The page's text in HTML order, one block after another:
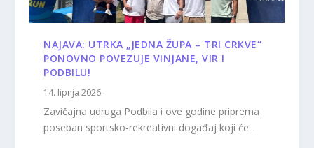
NAJAVA: UTRKA „JEDNA ŽUPA – TRI CRKVE“
PONOVNO POVEZUJE VINJANE, VIR I
PODBILU!
14. lipnja 2026.
Zavičajna udruga Podbila i ove godine priprema
poseban sportsko-rekreativni događaj koji će...